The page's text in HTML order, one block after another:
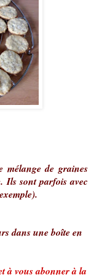
mélange de graines
Ils sont parfois avec
dans une boîte en
à vous abonner à la